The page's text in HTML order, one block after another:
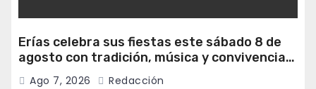
Erías celebra sus fiestas este sábado 8 de
agosto con tradición, música y convivencia
vecinal
Ago 7, 2026 Redacción